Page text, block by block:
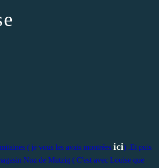
( je vous les avais montrées ici) .Et puis
Noz de Mutzig ( C'est avec Louise que